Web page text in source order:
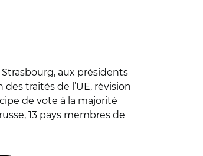
aux présidents
traités de l’UE, révision
de vote à la majorité
13 pays membres de